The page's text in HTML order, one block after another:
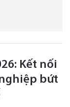
Kết nối
bứt